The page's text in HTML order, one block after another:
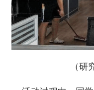
（研